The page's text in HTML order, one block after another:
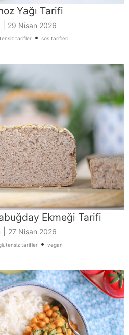
Yağı Tarifi
29 Nisan 2026
tarifler • sos tarifleri
Ekmeği Tarifi
27 Nisan 2026
tarifler• vegan